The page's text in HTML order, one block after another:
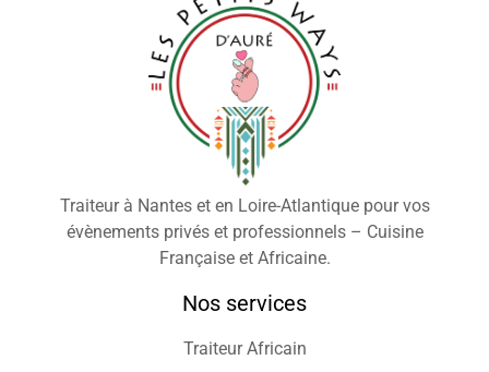
Traiteur à Nantes et en Loire-Atlantique pour vos
évènements privés et professionnels – Cuisine
Française et Africaine.
Nos services
Traiteur Africain